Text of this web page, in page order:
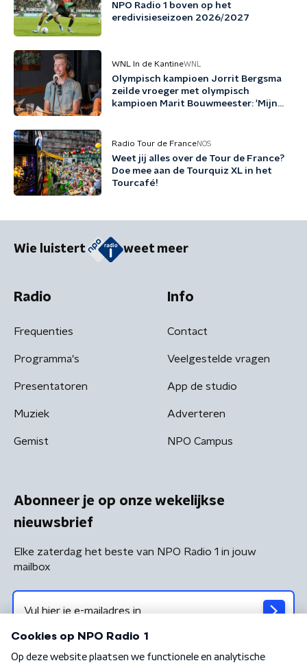
NPO Radio 1 boven op het
eredivisieseizoen 2026/2027
WNL In de KantineWNL
Olympisch kampioen Jorrit Bergsma
zeilde vroeger met olympisch
kampioen Marit Bouwmeester: 'Mijn
Radio Tour de FranceNOS
Weet jij alles over de Tour de France?
Doe mee aan de Tourquiz XL in het
Tourcafé!
Wie luistert weet meer
Radio
Frequenties
Programma's
Presentatoren
Muziek
Gemist
Info
Contact
Veelgestelde vragen
App de studio
Adverteren
NPO Campus
Abonneer je op onze wekelijkse
nieuwsbrief
Elke zaterdag het beste van NPO Radio 1 in jouw
mailbox